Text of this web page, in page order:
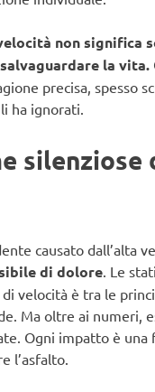
non significa
la vita.
precisa, spesso
ha ignorati.
silenziose
causato dall’alta
di dolore. Le
di velocità è tra le
Ma oltre ai numeri,
Ogni impatto è una
l’asfalto.